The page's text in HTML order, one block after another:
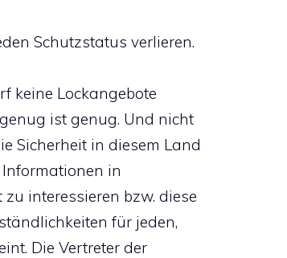
Schutzstatus verlieren.
keine Lockangebote
ist genug. Und nicht
Sicherheit in diesem Land
in
interessieren bzw. diese
für jeden,
Die Vertreter der